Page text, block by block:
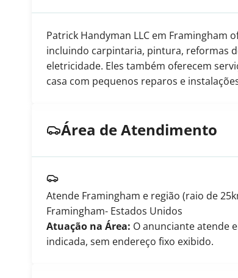
Patrick Handyman LLC em Framingham
incluindo carpintaria, pintura, reformas
eletricidade. Eles também oferecem
casa com pequenos reparos e
Área de Atendimento
Atende Framingham e região (raio de
Framingham- Estados Unidos
Atuação na Área: O anunciante atende
indicada, sem endereço fixo exibido.